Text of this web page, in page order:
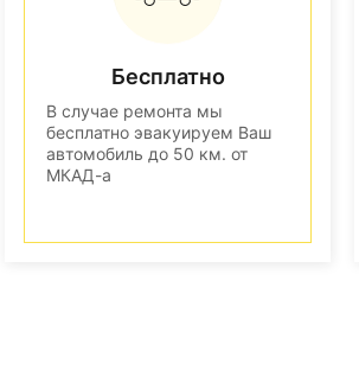
Бесплатно
В случае ремонта мы
бесплатно эвакуируем Ваш
автомобиль до 50 км. от
МКАД-а